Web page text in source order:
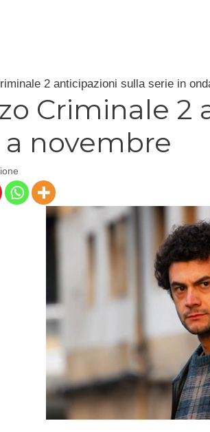
2 anticipazioni sulla serie in
Criminale 2
novembre